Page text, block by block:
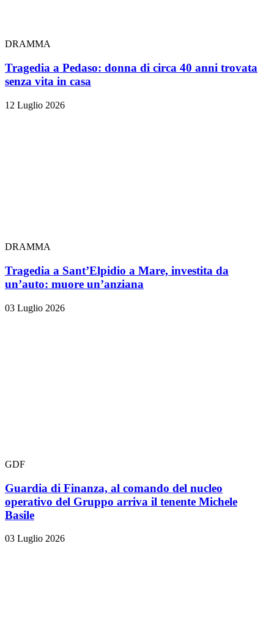
DRAMMA
Tragedia a Pedaso: donna di circa 40 anni trovata
senza vita in casa
12 Luglio 2026
DRAMMA
Tragedia a Sant’Elpidio a Mare, investita da
un’auto: muore un’anziana
03 Luglio 2026
GDF
Guardia di Finanza, al comando del nucleo
operativo del Gruppo arriva il tenente Michele
Basile
03 Luglio 2026